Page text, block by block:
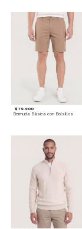
$ 79.900
Bermuda Básica con Bolsillos